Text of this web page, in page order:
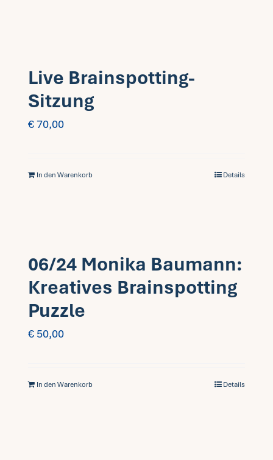
Live Brainspotting-
Sitzung
€70,00
In den Warenkorb Details
06/24 Monika Baumann:
Kreatives Brainspotting
Puzzle
€ 50,00
In den Warenkorb Details